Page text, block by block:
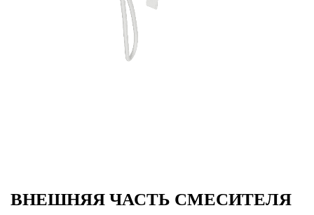
ВНЕШНЯЯ ЧАСТЬ СМЕСИТЕЛЯ